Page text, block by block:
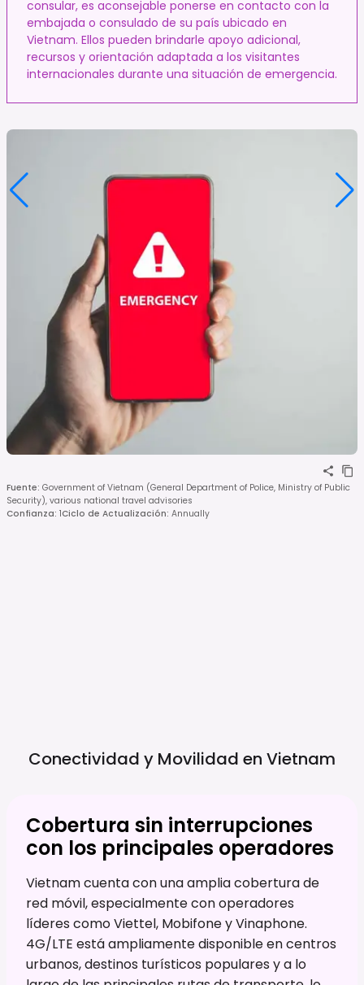
consular, es aconsejable ponerse en contacto con la
embajada o consulado de su país ubicado en
Vietnam. Ellos pueden brindarle apoyo adicional,
recursos y orientación adaptada a los visitantes
internacionales durante una situación de emergencia.
Fuente: Government of Vietnam (General Department of Police, Ministry of Public
Security), various national travel advisories
Confianza: 1Ciclo de Actualización: Annually
Conectividad y Movilidad en Vietnam
Cobertura sin interrupciones
con los principales operadores
Vietnam cuenta con una amplia cobertura de
red móvil, especialmente con operadores
líderes como Viettel, Mobifone y Vinaphone.
4G/LTE está ampliamente disponible en centros
urbanos, destinos turísticos populares y a lo